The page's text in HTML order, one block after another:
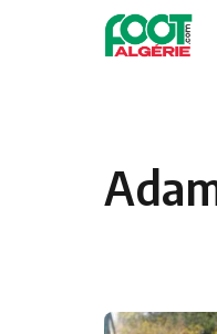
Skip to content